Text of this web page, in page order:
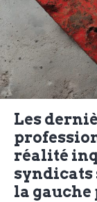
Les
réalité
syndicats
la gauche